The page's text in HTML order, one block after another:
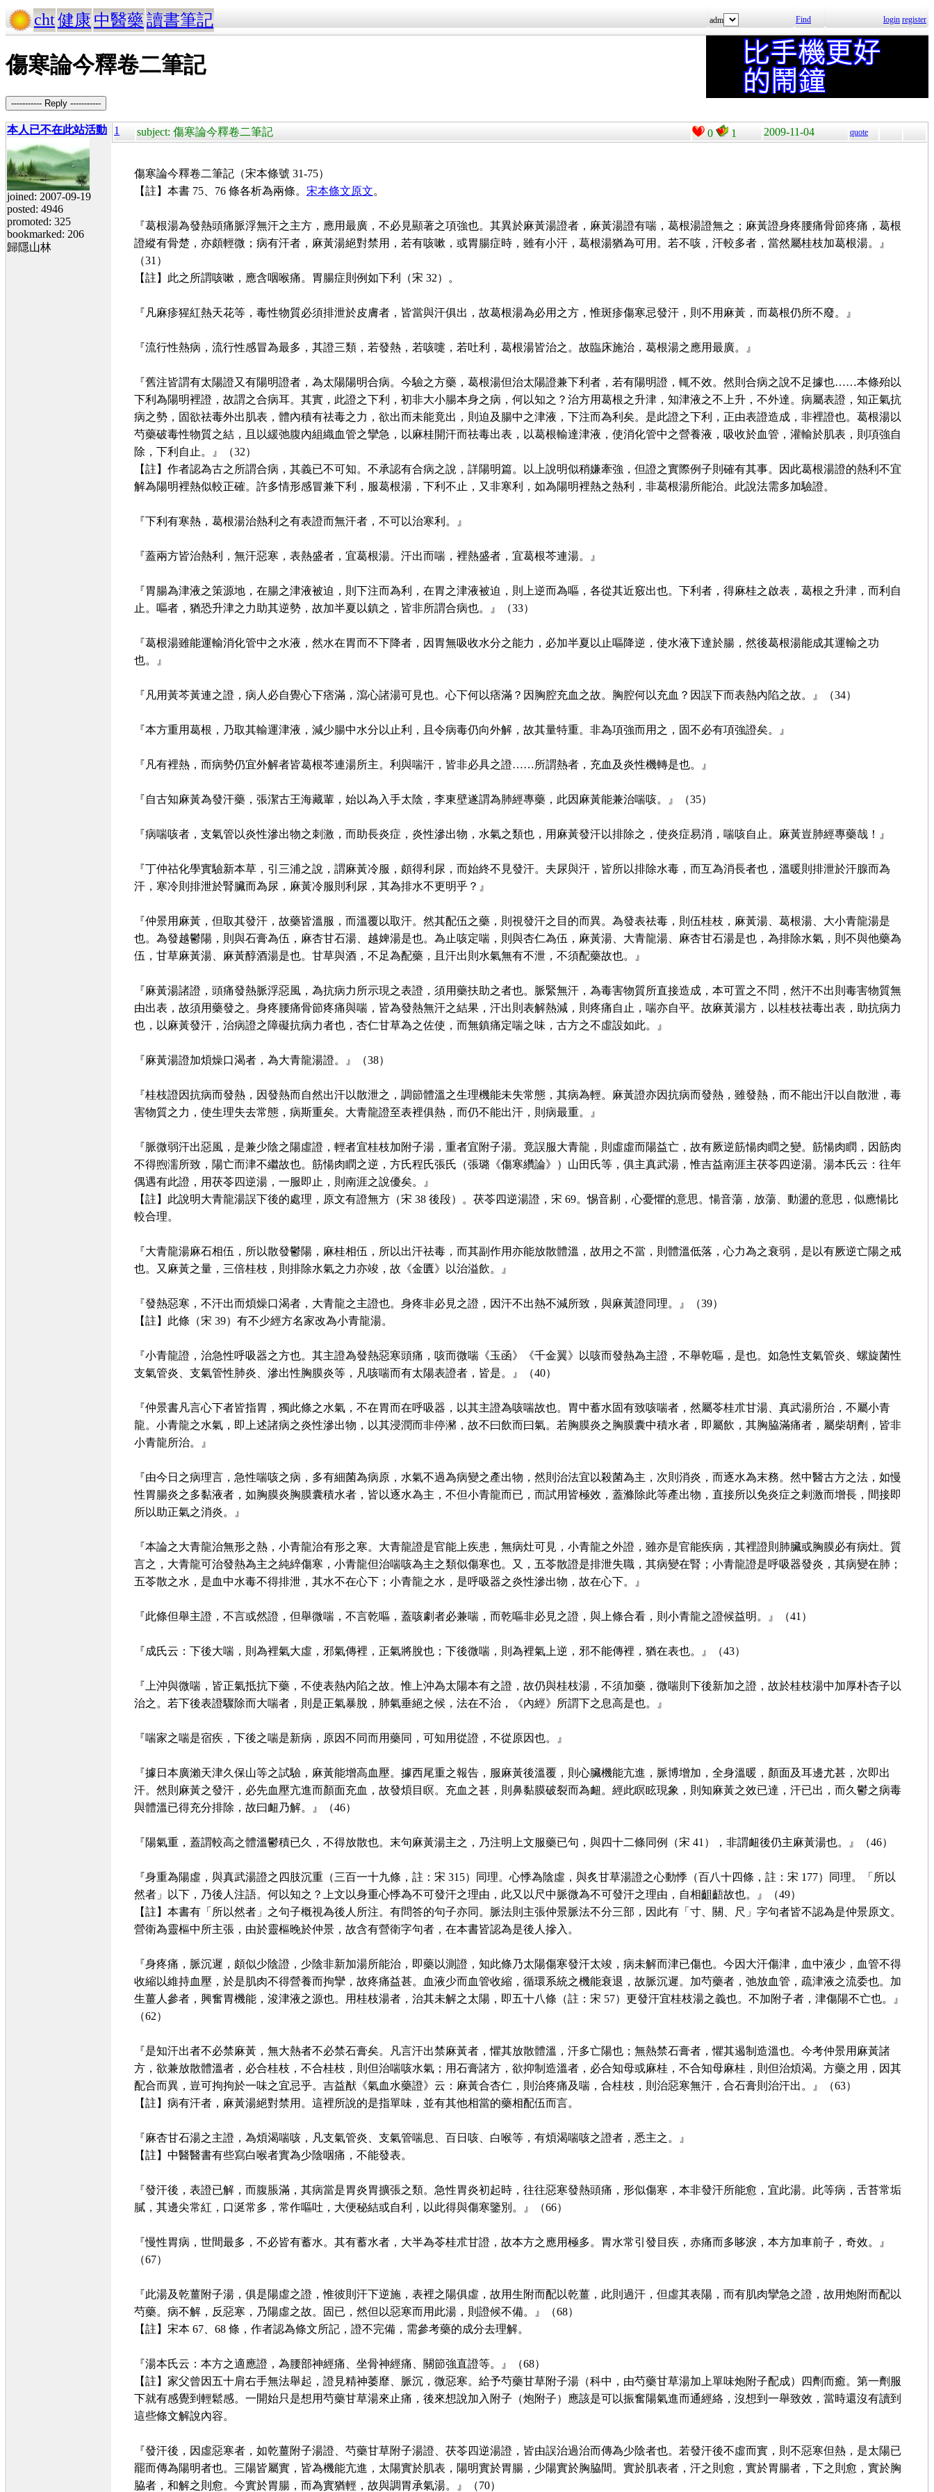
cht健康 中醫藥讀書筆記 adm Find login register
傷寒論今釋卷二筆記
----------- Reply -----------
本人已不在此站活動
joined: 2007-09-19
posted: 4946
promoted: 325
bookmarked: 206
歸隱山林
1 subject: 傷寒論今釋卷二筆記 0 1 2009-11-04 quote
傷寒論今釋卷二筆記（宋本條號 31-75）
【註】本書 75、76 條各析為兩條。 宋本條文原文。
『葛根湯為發熱頭痛脈浮無汗之主方，應用最廣，不必見顯著之項強也。其異於麻黃湯證者，麻黃湯證有喘，葛根湯證無之；麻黃證身疼腰痛骨節疼痛，葛根
證縱有骨楚，亦頗輕微；病有汗者，麻黃湯絕對禁用，若有咳嗽，或胃腸症時，雖有小汗，葛根湯猶為可用。若不咳，汗較多者，當然屬桂枝加葛根湯。』
（31）
【註】此之所謂咳嗽，應含咽喉痛。胃腸症則例如下利（宋 32）。
『凡麻疹猩紅熱天花等，毒性物質必須排泄於皮膚者，皆當與汗俱出，故葛根湯為必用之方，惟斑疹傷寒忌發汗，則不用麻黃，而葛根仍所不廢。』
『流行性熱病，流行性感冒為最多，其證三類，若發熱，若咳嚏，若吐利，葛根湯皆治之。故臨床施治，葛根湯之應用最廣。』
『舊注皆謂有太陽證又有陽明證者，為太陽陽明合病。今驗之方藥，葛根湯但治太陽證兼下利者，若有陽明證，輒不效。然則合病之說不足據也……本條殆以
下利為陽明裡證，故謂之合病耳。其實，此證之下利，初非大小腸本身之病，何以知之？治方用葛根之升津，知津液之不上升，不外達。病屬表證，知正氣抗
病之勢，固欲祛毒外出肌表，體內積有祛毒之力，欲出而未能竟出，則迫及腸中之津液，下注而為利矣。是此證之下利，正由表證造成，非裡證也。葛根湯以
芍藥破毒性物質之結，且以緩弛腹內組織血管之攣急，以麻桂開汗而祛毒出表，以葛根輸達津液，使消化管中之營養液，吸收於血管，灌輸於肌表，則項強自
除，下利自止。』（32）
【註】作者認為古之所謂合病，其義已不可知。不承認有合病之說，詳陽明篇。以上說明似稍嫌牽強，但證之實際例子則確有其事。因此葛根湯證的熱利不宜
解為陽明裡熱似較正確。許多情形感冒兼下利，服葛根湯，下利不止，又非寒利，如為陽明裡熱之熱利，非葛根湯所能治。此說法需多加驗證。
『下利有寒熱，葛根湯治熱利之有表證而無汗者，不可以治寒利。』
『蓋兩方皆治熱利，無汗惡寒，表熱盛者，宜葛根湯。汗出而喘，裡熱盛者，宜葛根芩連湯。』
『胃腸為津液之策源地，在腸之津液被迫，則下注而為利，在胃之津液被迫，則上逆而為嘔，各從其近竅出也。下利者，得麻桂之啟表，葛根之升津，而利自
止。嘔者，猶恐升津之力助其逆勢，故加半夏以鎮之，皆非所謂合病也。』（33）
『葛根湯雖能運輸消化管中之水液，然水在胃而不下降者，因胃無吸收水分之能力，必加半夏以止嘔降逆，使水液下達於腸，然後葛根湯能成其運輸之功
也。』
『凡用黃芩黃連之證，病人必自覺心下痞滿，瀉心諸湯可見也。心下何以痞滿？因胸腔充血之故。胸腔何以充血？因誤下而表熱內陷之故。』（34）
『本方重用葛根，乃取其輸運津液，減少腸中水分以止利，且令病毒仍向外解，故其量特重。非為項強而用之，固不必有項強證矣。』
『凡有裡熱，而病勢仍宜外解者皆葛根芩連湯所主。利與喘汗，皆非必具之證……所謂熱者，充血及炎性機轉是也。』
『自古知麻黃為發汗藥，張潔古王海藏輩，始以為入手太陰，李東壁遂謂為肺經專藥，此因麻黃能兼治喘咳。』（35）
『病喘咳者，支氣管以炎性滲出物之刺激，而助長炎症，炎性滲出物，水氣之類也，用麻黃發汗以排除之，使炎症易消，喘咳自止。麻黃豈肺經專藥哉！』
『丁仲祜化學實驗新本草，引三浦之說，謂麻黃冷服，頗得利尿，而始終不見發汗。夫尿與汗，皆所以排除水毒，而互為消長者也，溫暖則排泄於汗腺而為
汗，寒冷則排泄於腎臟而為尿，麻黃冷服則利尿，其為排水不更明乎？』
『仲景用麻黃，但取其發汗，故藥皆溫服，而溫覆以取汗。然其配伍之藥，則視發汗之目的而異。為發表祛毒，則伍桂枝，麻黃湯、葛根湯、大小青龍湯是
也。為發越鬱陽，則與石膏為伍，麻杏甘石湯、越婢湯是也。為止咳定喘，則與杏仁為伍，麻黃湯、大青龍湯、麻杏甘石湯是也，為排除水氣，則不與他藥為
伍，甘草麻黃湯、麻黃醇酒湯是也。甘草與酒，不足為配藥，且汗出則水氣無有不泄，不須配藥故也。』
『麻黃湯諸證，頭痛發熱脈浮惡風，為抗病力所示現之表證，須用藥扶助之者也。脈緊無汗，為毒害物質所直接造成，本可置之不問，然汗不出則毒害物質無
由出表，故須用藥發之。身疼腰痛骨節疼痛與喘，皆為發熱無汗之結果，汗出則表解熱減，則疼痛自止，喘亦自平。故麻黃湯方，以桂枝祛毒出表，助抗病力
也，以麻黃發汗，治病證之障礙抗病力者也，杏仁甘草為之佐使，而無鎮痛定喘之味，古方之不虛設如此。』
『麻黃湯證加煩燥口渴者，為大青龍湯證。』（38）
『桂枝證因抗病而發熱，因發熱而自然出汗以散泄之，調節體溫之生理機能未失常態，其病為輕。麻黃證亦因抗病而發熱，雖發熱，而不能出汗以自散泄，毒
害物質之力，使生理失去常態，病斯重矣。大青龍證至表裡俱熱，而仍不能出汗，則病最重。』
『脈微弱汗出惡風，是兼少陰之陽虛證，輕者宜桂枝加附子湯，重者宜附子湯。竟誤服大青龍，則虛虛而陽益亡，故有厥逆筋愓肉瞤之變。筋愓肉瞤，因筋肉
不得煦濡所致，陽亡而津不繼故也。筋愓肉瞤之逆，方氏程氏張氏（張璐《傷寒纘論》）山田氏等，俱主真武湯，惟吉益南涯主茯苓四逆湯。湯本氏云：往年
偶遇有此證，用茯苓四逆湯，一服即止，則南涯之說優矣。』
【註】此說明大青龍湯誤下後的處理，原文有證無方（宋 38 後段）。茯苓四逆湯證，宋 69。惕音剔，心憂懼的意思。愓音蕩，放蕩、動盪的意思，似應愓比
較合理。
『大青龍湯麻石相伍，所以散發鬱陽，麻桂相伍，所以出汗祛毒，而其副作用亦能放散體溫，故用之不當，則體溫低落，心力為之衰弱，是以有厥逆亡陽之戒
也。又麻黃之量，三倍桂枝，則排除水氣之力亦竣，故《金匱》以治溢飲。』
『發熱惡寒，不汗出而煩燥口渴者，大青龍之主證也。身疼非必見之證，因汗不出熱不減所致，與麻黃證同理。』（39）
【註】此條（宋 39）有不少經方名家改為小青龍湯。
『小青龍證，治急性呼吸器之方也。其主證為發熱惡寒頭痛，咳而微喘《玉函》《千金翼》以咳而發熱為主證，不舉乾嘔，是也。如急性支氣管炎、螺旋菌性
支氣管炎、支氣管性肺炎、滲出性胸膜炎等，凡咳喘而有太陽表證者，皆是。』（40）
『仲景書凡言心下者皆指胃，獨此條之水氣，不在胃而在呼吸器，以其主證為咳喘故也。胃中蓄水固有致咳喘者，然屬苓桂朮甘湯、真武湯所治，不屬小青
龍。小青龍之水氣，即上述諸病之炎性滲出物，以其浸潤而非停瀦，故不曰飲而曰氣。若胸膜炎之胸膜囊中積水者，即屬飲，其胸脇滿痛者，屬柴胡劑，皆非
小青龍所治。』
『由今日之病理言，急性喘咳之病，多有細菌為病原，水氣不過為病變之產出物，然則治法宜以殺菌為主，次則消炎，而逐水為末務。然中醫古方之法，如慢
性胃腸炎之多黏液者，如胸膜炎胸膜囊積水者，皆以逐水為主，不但小青龍而已，而試用皆極效，蓋滌除此等產出物，直接所以免炎症之剌激而增長，間接即
所以助正氣之消炎。』
『本論之大青龍治無形之熱，小青龍治有形之寒。大青龍證是官能上疾患，無病灶可見，小青龍之外證，雖亦是官能疾病，其裡證則肺臟或胸膜必有病灶。質
言之，大青龍可治發熱為主之純綷傷寒，小青龍但治喘咳為主之類似傷寒也。又，五苓散證是排泄失職，其病變在腎；小青龍證是呼吸器發炎，其病變在肺；
五苓散之水，是血中水毒不得排泄，其水不在心下；小青龍之水，是呼吸器之炎性滲出物，故在心下。』
『此條但舉主證，不言或然證，但舉微喘，不言乾嘔，蓋咳劇者必兼喘，而乾嘔非必見之證，與上條合看，則小青龍之證候益明。』（41）
『成氏云：下後大喘，則為裡氣大虛，邪氣傳裡，正氣將脫也；下後微喘，則為裡氣上逆，邪不能傳裡，猶在表也。』（43）
『上沖與微喘，皆正氣抵抗下藥，不使表熱內陷之故。惟上沖為太陽本有之證，故仍與桂枝湯，不須加藥，微喘則下後新加之證，故於桂枝湯中加厚朴杏子以
治之。若下後表證驟除而大喘者，則是正氣暴脫，肺氣垂絕之候，法在不治，《內經》所謂下之息高是也。』
『喘家之喘是宿疾，下後之喘是新病，原因不同而用藥同，可知用從證，不從原因也。』
『據日本廣瀨天津久保山等之試驗，麻黃能增高血壓。據西尾重之報告，服麻黃後溫覆，則心臟機能亢進，脈博增加，全身溫暖，顏面及耳邊尤甚，次即出
汗。然則麻黃之發汗，必先血壓亢進而顏面充血，故發煩目瞑。充血之甚，則鼻黏膜破裂而為衄。經此瞑眩現象，則知麻黃之效已達，汗已出，而久鬱之病毒
與體溫已得充分排除，故曰衄乃解。』（46）
『陽氣重，蓋謂較高之體溫鬱積已久，不得放散也。末句麻黃湯主之，乃注明上文服藥已句，與四十二條同例（宋 41），非謂衄後仍主麻黃湯也。』（46）
『身重為陽虛，與真武湯證之四肢沉重（三百一十九條，註：宋 315）同理。心悸為陰虛，與炙甘草湯證之心動悸（百八十四條，註：宋 177）同理。「所以
然者」以下，乃後人注語。何以知之？上文以身重心悸為不可發汗之理由，此又以尺中脈微為不可發汗之理由，自相齟齬故也。』（49）
【註】本書有「所以然者」之句子概視為後人所注。有問答的句子亦同。脈法則主張仲景脈法不分三部，因此有「寸、關、尺」字句者皆不認為是仲景原文。
營衛為靈樞中所主張，由於靈樞晚於仲景，故含有營衛字句者，在本書皆認為是後人摻入。
『身疼痛，脈沉遲，頗似少陰證，少陰非新加湯所能治，即藥以測證，知此條乃太陽傷寒發汗太竣，病未解而津已傷也。今因大汗傷津，血中液少，血管不得
收縮以維持血壓，於是肌肉不得營養而拘攣，故疼痛益甚。血液少而血管收縮，循環系統之機能衰退，故脈沉遲。加芍藥者，弛放血管，疏津液之流委也。加
生薑人參者，興奮胃機能，浚津液之源也。用桂枝湯者，治其未解之太陽，即五十八條（註：宋 57）更發汗宜桂枝湯之義也。不加附子者，津傷陽不亡也。』
（62）
『是知汗出者不必禁麻黃，無大熱者不必禁石膏矣。凡言汗出禁麻黃者，懼其放散體溫，汗多亡陽也；無熱禁石膏者，懼其遏制造溫也。今考仲景用麻黃諸
方，欲兼放散體溫者，必合桂枝，不合桂枝，則但治喘咳水氣；用石膏諸方，欲抑制造溫者，必合知母或麻桂，不合知母麻桂，則但治煩渴。方藥之用，因其
配合而異，豈可拘拘於一味之宜忌乎。吉益猷《氣血水藥證》云：麻黃合杏仁，則治疼痛及喘，合桂枝，則治惡寒無汗，合石膏則治汗出。』（63）
【註】病有汗者，麻黃湯絕對禁用。這裡所說的是指單味，並有其他相當的藥相配伍而言。
『麻杏甘石湯之主證，為煩渴喘咳，凡支氣管炎、支氣管喘息、百日咳、白喉等，有煩渴喘咳之證者，悉主之。』
【註】中醫醫書有些寫白喉者實為少陰咽痛，不能發表。
『發汗後，表證已解，而腹脹滿，其病當是胃炎胃擴張之類。急性胃炎初起時，往往惡寒發熱頭痛，形似傷寒，本非發汗所能愈，宜此湯。此等病，舌苔常垢
膩，其邊尖常紅，口涎常多，常作嘔吐，大便秘結或自利，以此得與傷寒鑒別。』（66）
『慢性胃病，世間最多，不必皆有蓄水。其有蓄水者，大半為苓桂朮甘證，故本方之應用極多。胃水常引發目疾，赤痛而多眵淚，本方加車前子，奇效。』
（67）
『此湯及乾薑附子湯，俱是陽虛之證，惟彼則汗下逆施，表裡之陽俱虛，故用生附而配以乾薑，此則過汗，但虛其表陽，而有肌肉攣急之證，故用炮附而配以
芍藥。病不解，反惡寒，乃陽虛之故。固已，然但以惡寒而用此湯，則證候不備。』（68）
【註】宋本 67、68 條，作者認為條文所記，證不完備，需參考藥的成分去理解。
『湯本氏云：本方之適應證，為腰部神經痛、坐骨神經痛、關節強直證等。』（68）
【註】家父曾因五十肩右手無法舉起，證見精神萎靡、脈沉，微惡寒。給予芍藥甘草附子湯（科中，由芍藥甘草湯加上單味炮附子配成）四劑而癒。第一劑服
下就有感覺到輕鬆感。一開始只是想用芍藥甘草湯來止痛，後來想說加入附子（炮附子）應該是可以振奮陽氣進而通經絡，沒想到一舉致效，當時還沒有讀到
這些條文解說內容。
『發汗後，因虛惡寒者，如乾薑附子湯證、芍藥甘草附子湯證、茯苓四逆湯證，皆由誤治過治而傳為少陰者也。若發汗後不虛而實，則不惡寒但熱，是太陽已
罷而傳為陽明者也。三陽皆屬實，皆為機能亢進，太陽實於肌表，陽明實於胃腸，少陽實於胸脇間。實於肌表者，汗之則愈，實於胃腸者，下之則愈，實於胸
脇者，和解之則愈。今實於胃腸，而為實猶輕，故與調胃承氣湯。』（70）